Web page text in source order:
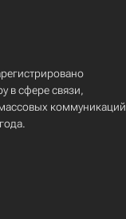
в сфере связи,
коммуникаций